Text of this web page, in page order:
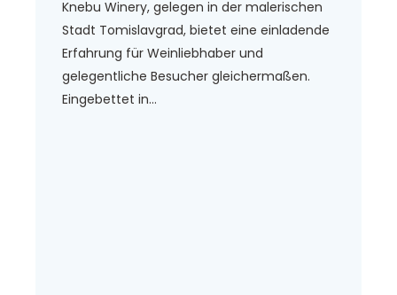
Knebu Winery, gelegen in der malerischen
Stadt Tomislavgrad, bietet eine einladende
Erfahrung für Weinliebhaber und
gelegentliche Besucher gleichermaßen.
Eingebettet in...